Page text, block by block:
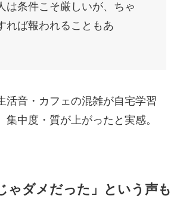
は条件こそ厳しいが、ちゃ
れば報われることもあ
活音・カフェの混雑が自宅学習
集中度・質が上がったと実感。
ゃダメだった」という声も